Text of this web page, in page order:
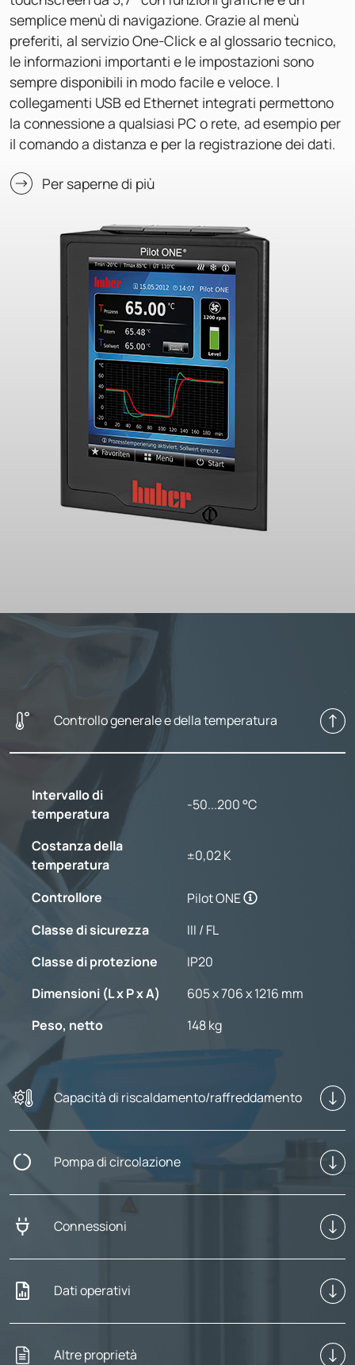
semplice menù di navigazione. Grazie al menù
preferiti, al servizio One-Click e al glossario tecnico,
le informazioni importanti e le impostazioni sono
sempre disponibili in modo facile e veloce. I
collegamenti USB ed Ethernet integrati permettono
la connessione a qualsiasi PC o rete, ad esempio per
il comando a distanza e per la registrazione dei dati.
Per saperne di più
Controllo generale e della temperatura
Intervallo di
temperatura
-50...200 °C
Costanza della
temperatura
±0,02 K
Controllore
Pilot ONE
Classe di sicurezza
III / FL
Classe di protezione
IP20
Dimensioni (L x P x A)
605 x 706 x 1216 mm
Peso, netto
148 kg
Capacità di riscaldamento/raffreddamento
Pompa di circolazione
Connessioni
Dati operativi
Altre proprietà